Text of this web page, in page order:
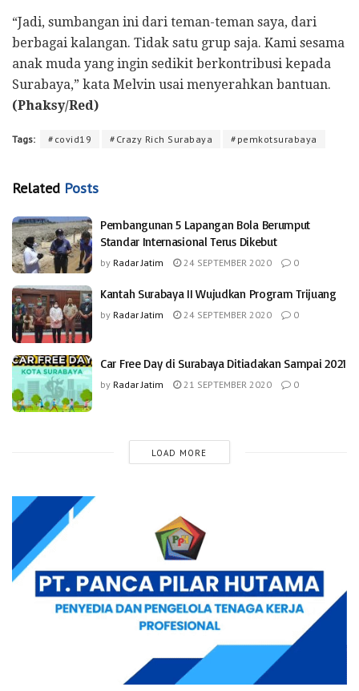
“Jadi, sumbangan ini dari teman-teman saya, dari
berbagai kalangan. Tidak satu grup saja. Kami sesama
anak muda yang ingin sedikit berkontribusi kepada
Surabaya,” kata Melvin usai menyerahkan bantuan.
(Phaksy/Red)
Tags: #covid19 #Crazy Rich Surabaya #pemkotsurabaya
Related Posts
Pembangunan 5 Lapangan Bola Berumput
Standar Internasional Terus Dikebut
by Radar Jatim 24 SEPTEMBER 2020 0
Kantah Surabaya II Wujudkan Program Trijuang
by Radar Jatim 24 SEPTEMBER 2020 0
Car Free Day di Surabaya Ditiadakan Sampai 2021
by Radar Jatim 21 SEPTEMBER 2020 0
LOAD MORE